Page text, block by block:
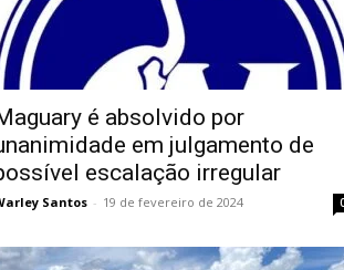
é absolvido por
em julgamento de
escalação irregular
Santos - 19 de fevereiro de 2024